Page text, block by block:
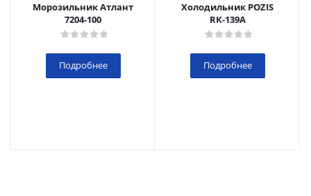
Морозильник Атлант
7204-100
Подробнее
Холодильник POZIS
RК-139А
Подробнее